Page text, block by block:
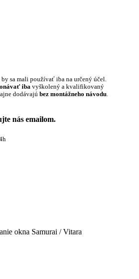
sa mali používať iba na určený účel.
iba vyškolený a kvalifikovaný
dodávajú bez montážneho návodu
nás emailom.
okna Samurai / Vitara